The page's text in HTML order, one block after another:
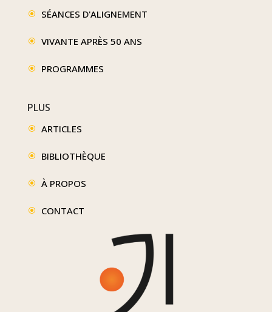
\ SÉANCES D'ALIGNEMENT
\ VIVANTE APRÈS 50 ANS
\ PROGRAMMES
PLUS
\ ARTICLES
\ BIBLIOTHÈQUE
\ À PROPOS
\ CONTACT